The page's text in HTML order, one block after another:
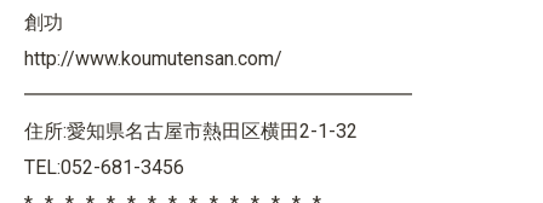
創功
http://www.koumutensan.com/
━━━━━━━━━━━━━━━━━━━━
住所:愛知県名古屋市熱田区横田2-1-32
TEL:052-681-3456